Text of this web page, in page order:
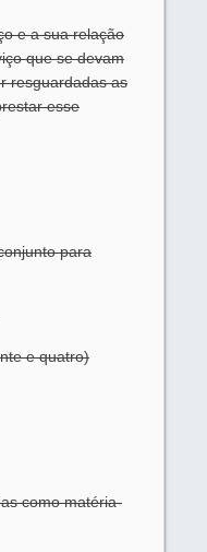
e a sua relação
que se devam
resguardadas as
esse
para
e quatro)
como matéria-